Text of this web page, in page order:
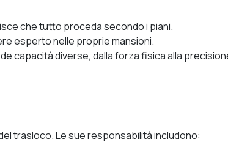
che tutto proceda secondo i piani.
esperto nelle proprie mansioni.
capacità diverse, dalla forza fisica alla
trasloco. Le sue responsabilità includono: